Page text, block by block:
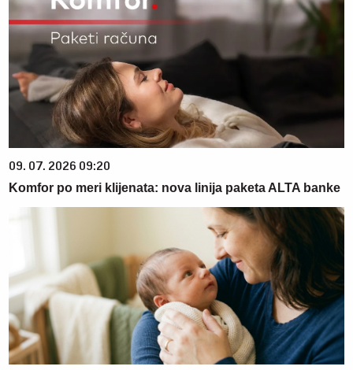
09. 07. 2026 09:20
Komfor po meri klijenata: nova linija paketa ALTA banke